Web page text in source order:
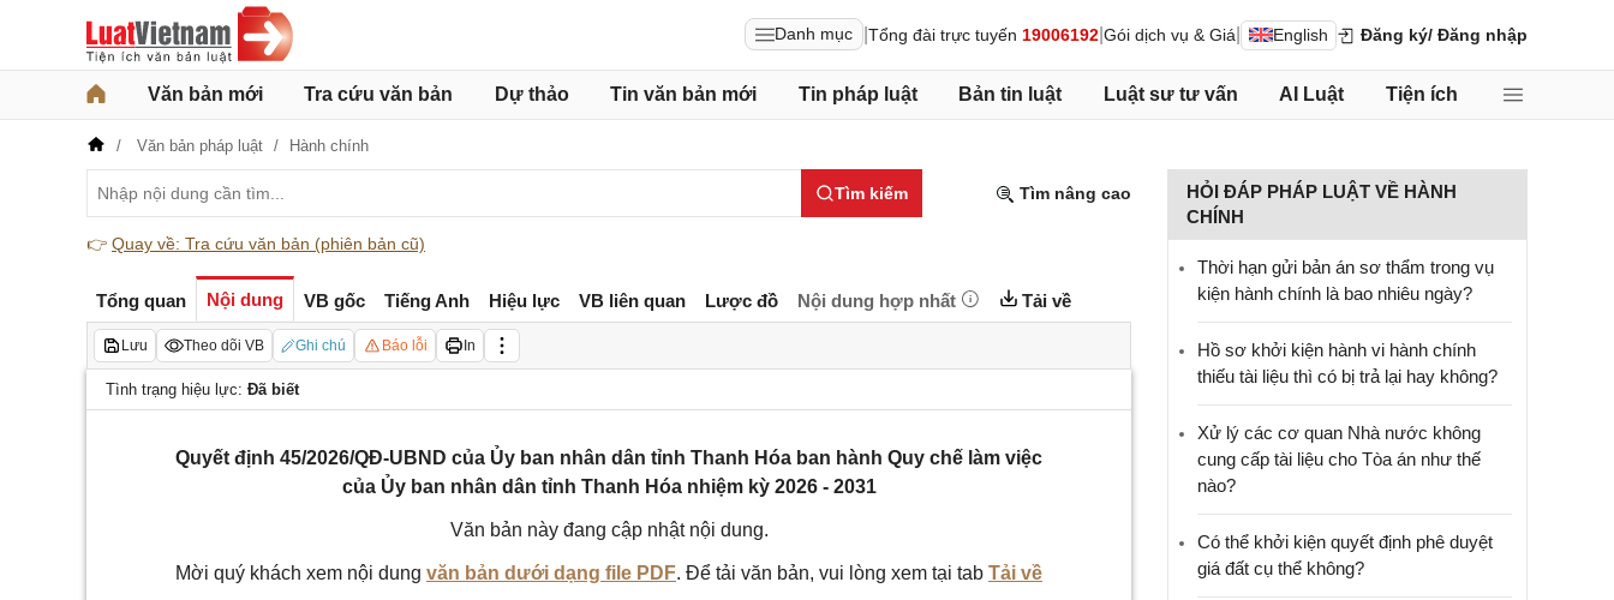
Danh mục Tổng đài trực tuyến 19006192 Gói dịch vụ & Giá English Đăng ký/ Đăng nhập
Văn bản mới Tra cứu văn bản Dự thảo Tin văn bản mới Tin pháp luật Bản tin luật Luật sư tư vấn AI Luật Tiện ích
Văn bản pháp luật Hành chính
Tìm kiếm Tìm nâng cao
👉 Quay về: Tra cứu văn bản (phiên bản cũ)
Tổng quan Nội dung VB gốc Tiếng Anh Hiệu lực VB liên quan Lược đồ Nội dung hợp nhất Tải về
Lưu Theo dõi VB Ghi chú Báo lỗi In
Tình trạng hiệu lực: Đã biết
Quyết định 45/2026/QĐ-UBND của Ủy ban nhân dân tỉnh Thanh Hóa ban hành Quy chế làm việc
của Ủy ban nhân dân tỉnh Thanh Hóa nhiệm kỳ 2026 - 2031
Văn bản này đang cập nhật nội dung.
Mời quý khách xem nội dung văn bản dưới dạng file PDF. Để tải văn bản, vui lòng xem tại tab Tải về
HỎI ĐÁP PHÁP LUẬT VỀ HÀNH
CHÍNH
Thời hạn gửi bản án sơ thẩm trong vụ
kiện hành chính là bao nhiêu ngày?
Hồ sơ khởi kiện hành vi hành chính
thiếu tài liệu thì có bị trả lại hay không?
Xử lý các cơ quan Nhà nước không
cung cấp tài liệu cho Tòa án như thế
nào?
Có thể khởi kiện quyết định phê duyệt
giá đất cụ thể không?